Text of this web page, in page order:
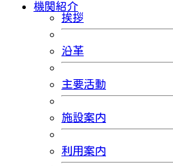
機関紹介
挨拶
沿革
主要活動
施設案内
利用案内